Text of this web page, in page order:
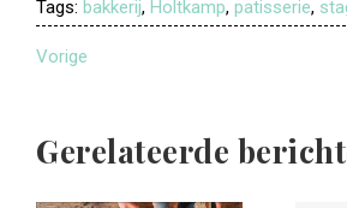
Tags: bakkerij, Holtkamp, patisserie,
Vorige
Gerelateerde